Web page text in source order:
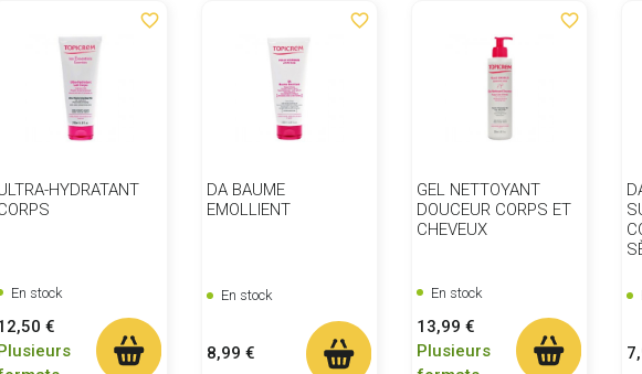
favorite_border
HYDRATANT
En stock
€
favorite_border
DA BAUME
EMOLLIENT
En stock
Prix
8,99 €
favorite_border
GEL NETTOYANT
DOUCEUR CORPS ET
CHEVEUX
En stock
Prix
13,99 €
Plusieurs